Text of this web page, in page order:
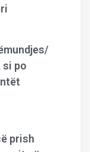
po
prish